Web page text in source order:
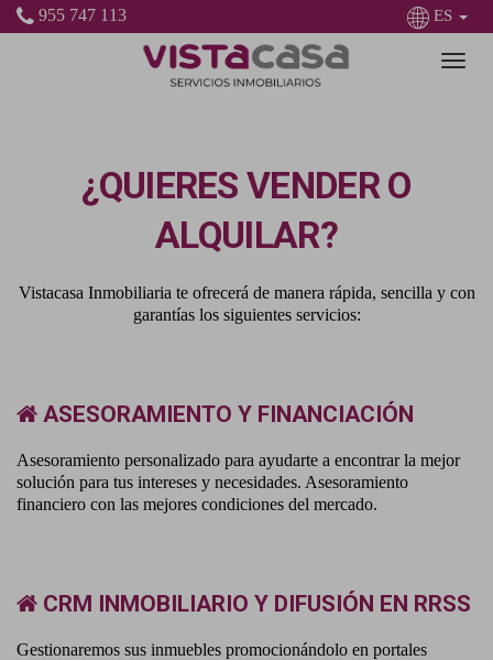
955 747 113 ES
¿QUIERES VENDER O
ALQUILAR?
Vistacasa Inmobiliaria te ofrecerá de manera rápida, sencilla y con
garantías los siguientes servicios:
ASESORAMIENTO Y FINANCIACIÓN
Asesoramiento personalizado para ayudarte a encontrar la mejor
solución para tus intereses y necesidades. Asesoramiento
financiero con las mejores condiciones del mercado.
CRM INMOBILIARIO Y DIFUSIÓN EN RRSS
Gestionaremos sus inmuebles promocionándolo en portales